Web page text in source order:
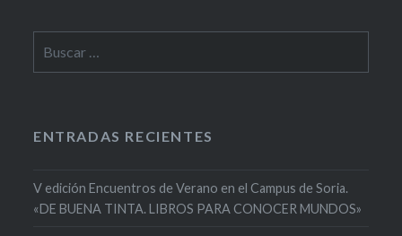
ENTRADAS RECIENTES
V edición Encuentros de Verano en el Campus de Soria.
«DE BUENA TINTA. LIBROS PARA CONOCER MUNDOS»